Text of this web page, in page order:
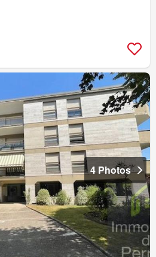
4 Photos